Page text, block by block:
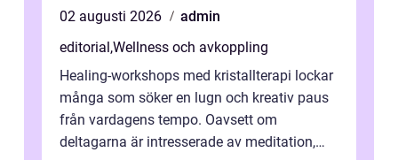
02 augusti 2026
admin
editorial,Wellness och avkoppling
Healing-workshops med kristallterapi lockar
många som söker en lugn och kreativ paus
från vardagens tempo. Oavsett om
deltagarna är intresserade av meditation,